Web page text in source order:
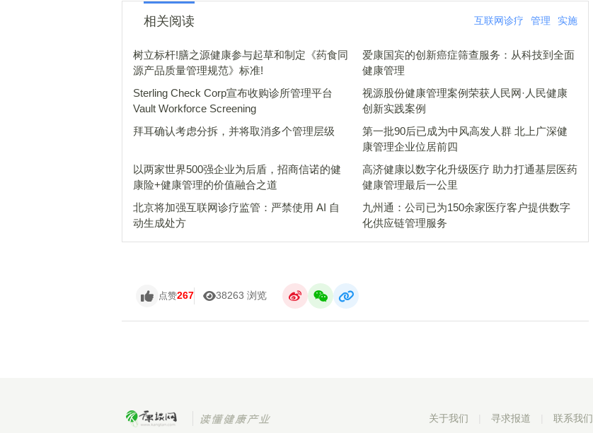
相关阅读 互联网诊疗 管理 实施
树立标杆!膳之源健康参与起草和制定《药食同
源产品质量管理规范》标准!
爱康国宾的创新癌症筛查服务：从科技到全面
健康管理
Sterling Check Corp宣布收购诊所管理平台
Vault Workforce Screening
视源股份健康管理案例荣获人民网·人民健康
创新实践案例
拜耳确认考虑分拆，并将取消多个管理层级
第一批90后已成为中风高发人群 北上广深健
康管理企业位居前四
以两家世界500强企业为后盾，招商信诺的健
康险+健康管理的价值融合之道
高济健康以数字化升级医疗 助力打通基层医药
健康管理最后一公里
北京将加强互联网诊疗监管：严禁使用 AI 自
动生成处方
九州通：公司已为150余家医疗客户提供数字
化供应链管理服务
点赞267 38263 浏览
关于我们 寻求报道 联系我们